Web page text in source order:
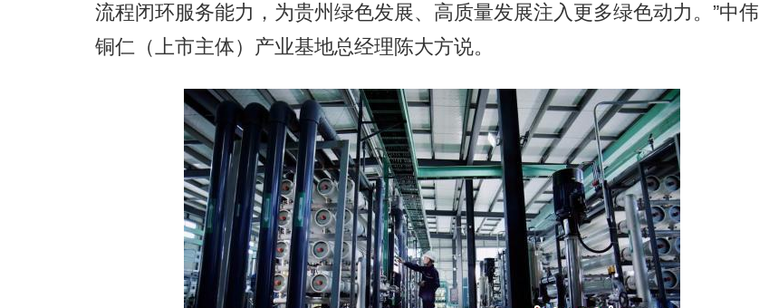
流程闭环服务能力，为贵州绿色发展、高质量发展注入更多绿色动力。”中伟
铜仁（上市主体）产业基地总经理陈大方说。